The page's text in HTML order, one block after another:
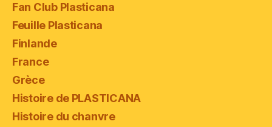
Fan Club Plasticana
Feuille Plasticana
Finlande
France
Grèce
Histoire de PLASTICANA
Histoire du chanvre